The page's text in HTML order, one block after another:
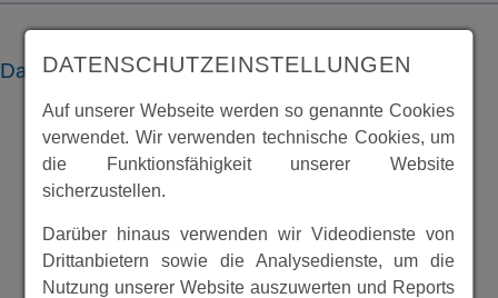
DateienDATENSCHUTZEINSTELLUNGEN
Auf unserer Webseite werden so genannte Cookies
verwendet. Wir verwenden technische Cookies, um
die Funktionsfähigkeit unserer Website
sicherzustellen.
Darüber hinaus verwenden wir Videodienste von
Drittanbietern sowie die Analysedienste, um die
Nutzung unserer Website auszuwerten und Reports